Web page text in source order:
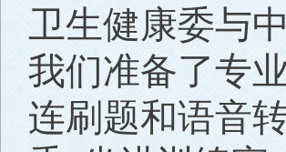
卫生健康委与
我们准备了专
连刷题和语音